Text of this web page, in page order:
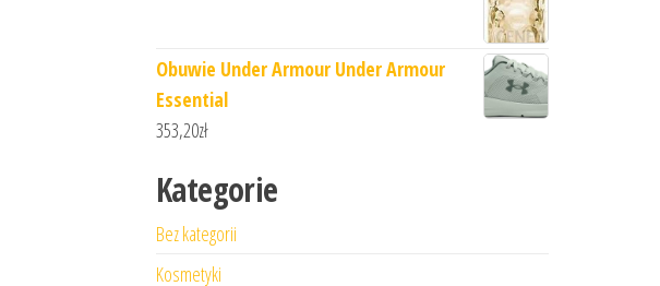
Obuwie Under Armour Under Armour
Essential
353,20zł
Kategorie
Bez kategorii
Kosmetyki